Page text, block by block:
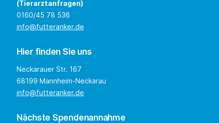
(Tierarztanfragen)
0160/45 78 536
info@futteranker.de
Hier finden Sie uns
Neckarauer Str. 167
68199 Mannheim-Neckarau
info@futteranker.de
Nächste Spendenannahme